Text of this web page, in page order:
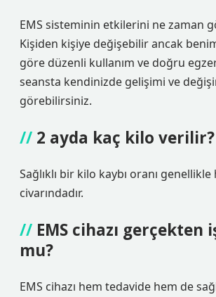
EMS sisteminin etkilerini ne zaman
Kişiden kişiye değişebilir ancak
göre düzenli kullanım ve doğru
seansta kendinizde gelişimi ve
görebilirsiniz.
2 ayda kaç kilo verilir?
Sağlıklı bir kilo kaybı oranı
civarındadır.
EMS cihazı gerçekten
mu?
EMS cihazı hem tedavide hem de